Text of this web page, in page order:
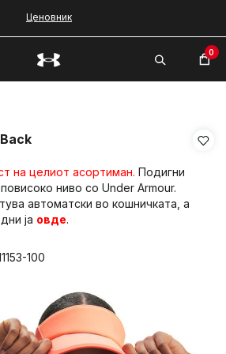
Ценовник
0
на целиот асортиман. Подигни
ниво со Under Armour.
автоматски во кошничката, а
ја овде.
100